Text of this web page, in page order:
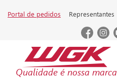
Portal de pedidos Representantes
Qualidade é nossa marca